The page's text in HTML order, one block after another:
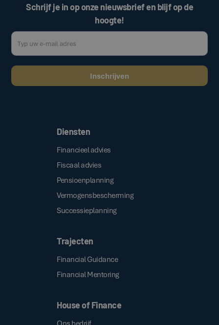
Schrijf je in op onze nieuwsbrief en blijf op de
hoogte!
Diensten
Financieel advies
Fiscaal advies
Pensioenplanning
Vermogensbescherming
Successieplanning
Trajecten
Financial Guidance
Financial Mentoring
House of Finance